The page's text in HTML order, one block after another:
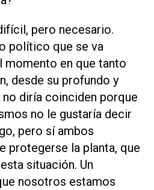
pero necesario.
político que se va
momento en que tanto
desde su profundo y
diría coinciden porque
no le gustaría decir
pero sí ambos
protegerse la planta, que
situación. Un
nosotros estamos